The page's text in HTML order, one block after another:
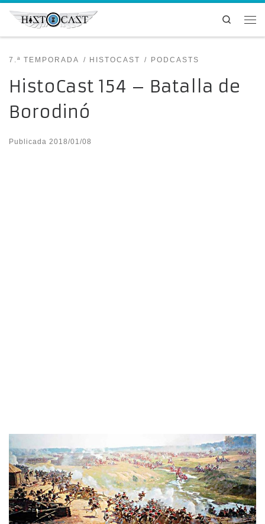
Saltar al contenido
Search
7.ª TEMPORADA HISTOCAST PODCASTS
HistoCast 154 – Batalla de
Borodinó
Publicada 2018/01/08